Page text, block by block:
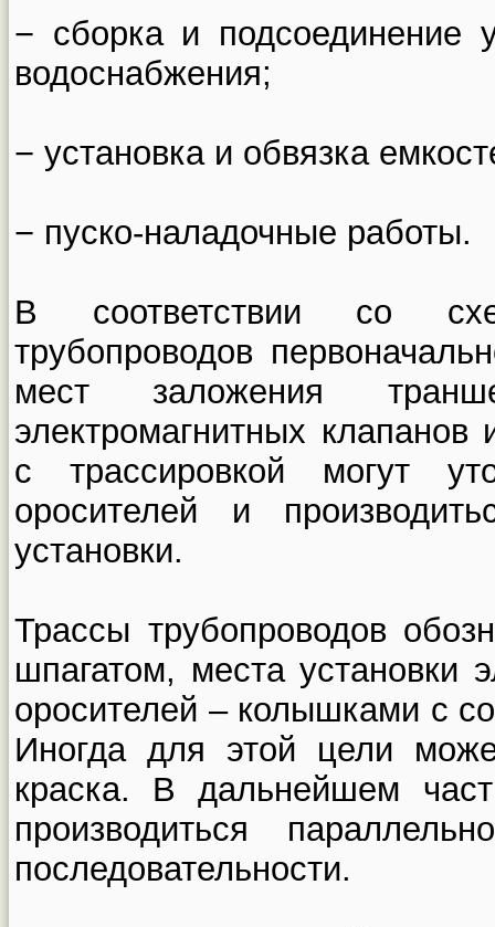
− сборка и подсоединение
водоснабжения;
− установка и обвязка
− пуско-наладочные работы.
В соответствии со
трубопроводов
мест заложения
электромагнитных
с трассировкой могут
оросителей и
установки.
Трассы трубопроводов
шпагатом, места установки
оросителей – колышками с
Иногда для этой цели
краска. В дальнейшем
производиться
последовательности.